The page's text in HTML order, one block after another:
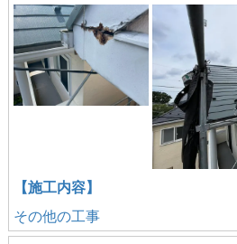
【施工内容】
その他の工事